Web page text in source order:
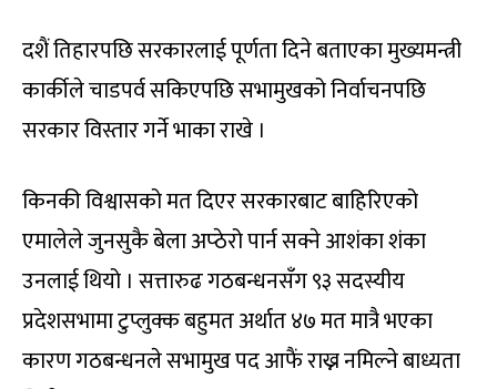
दशैं तिहारपछि सरकारलाई पूर्णता दिने बताएका मुख्यमन्त्री
कार्कीले चाडपर्व सकिएपछि सभामुखको निर्वाचनपछि
सरकार विस्तार गर्ने भाका राखे ।
किनकी विश्वासको मत दिएर सरकारबाट बाहिरिएको
एमालेले जुनसुकै बेला अप्ठेरो पार्न सक्ने आशंका शंका
उनलाई थियो । सत्तारुढ गठबन्धनसँग ९३ सदस्यीय
प्रदेशसभामा टुप्लुक्क बहुमत अर्थात ४७ मत मात्रै भएका
कारण गठबन्धनले सभामुख पद आफैं राख्न नमिल्ने बाध्यता